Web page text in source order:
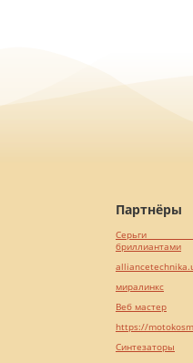
Партнёры
бриллиантами
миралинкс
Веб мастер
https://
Синтезаторы